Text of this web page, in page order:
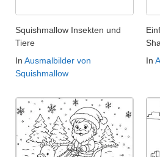
Squishmallow Insekten und
Tiere
In Ausmalbilder von
Squishmallow
In